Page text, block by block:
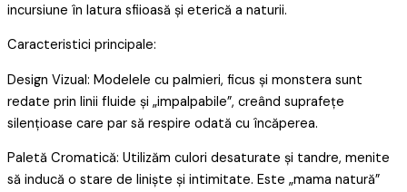
incursiune în latura sfiioasă și eterică a naturii.
Caracteristici principale:
Design Vizual: Modelele cu palmieri, ficus și monstera sunt
redate prin linii fluide și „impalpabile”, creând suprafețe
silențioase care par să respire odată cu încăperea.
Paletă Cromatică: Utilizăm culori desaturate și tandre, menite
să inducă o stare de liniște și intimitate. Este „mama natură”